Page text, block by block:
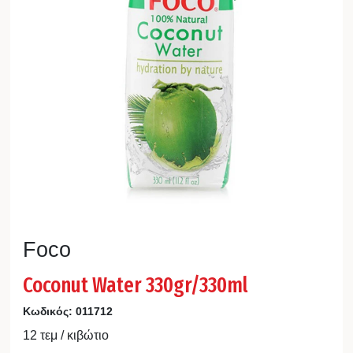
Foco
Coconut Water 330gr/330ml
Κωδικός: 011712
12 τεμ / κιβώτιο